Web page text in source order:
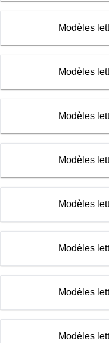
Modèles
Modèles
Modèles
Modèles
Modèles
Modèles
Modèles
Modèles